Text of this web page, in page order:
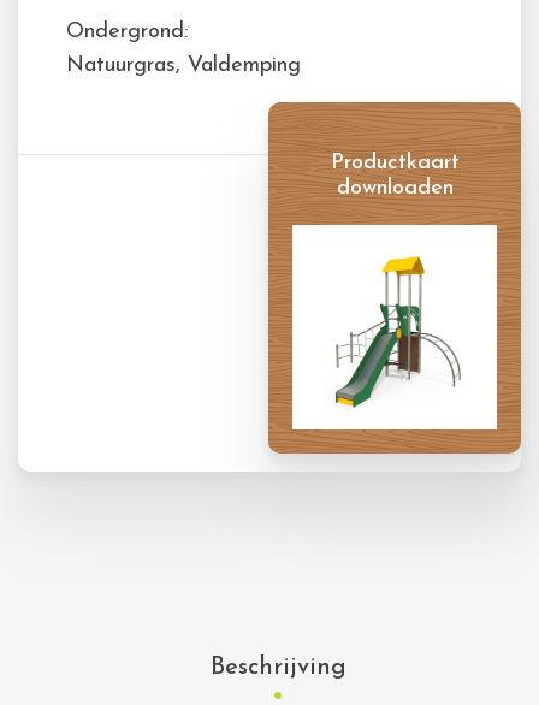
Ondergrond:
Natuurgras, Valdemping
Productkaart
downloaden
Beschrijving